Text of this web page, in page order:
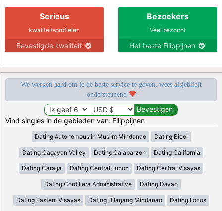
Serieus
kwaliteitsprofielen
Bevestigde kwaliteit
Bezoekers
Veel bezocht
Het beste Filippijnen
We werken hard om je de beste service te geven, wees alsjeblieft
ondersteunend
Vind singles in de gebieden van: Filippijnen
Dating Autonomous in Muslim Mindanao Dating Bicol
Dating Cagayan Valley Dating Calabarzon Dating California
Dating Caraga Dating Central Luzon Dating Central Visayas
Dating Cordillera Administrative Dating Davao
Dating Eastern Visayas Dating Hilagang Mindanao Dating Ilocos